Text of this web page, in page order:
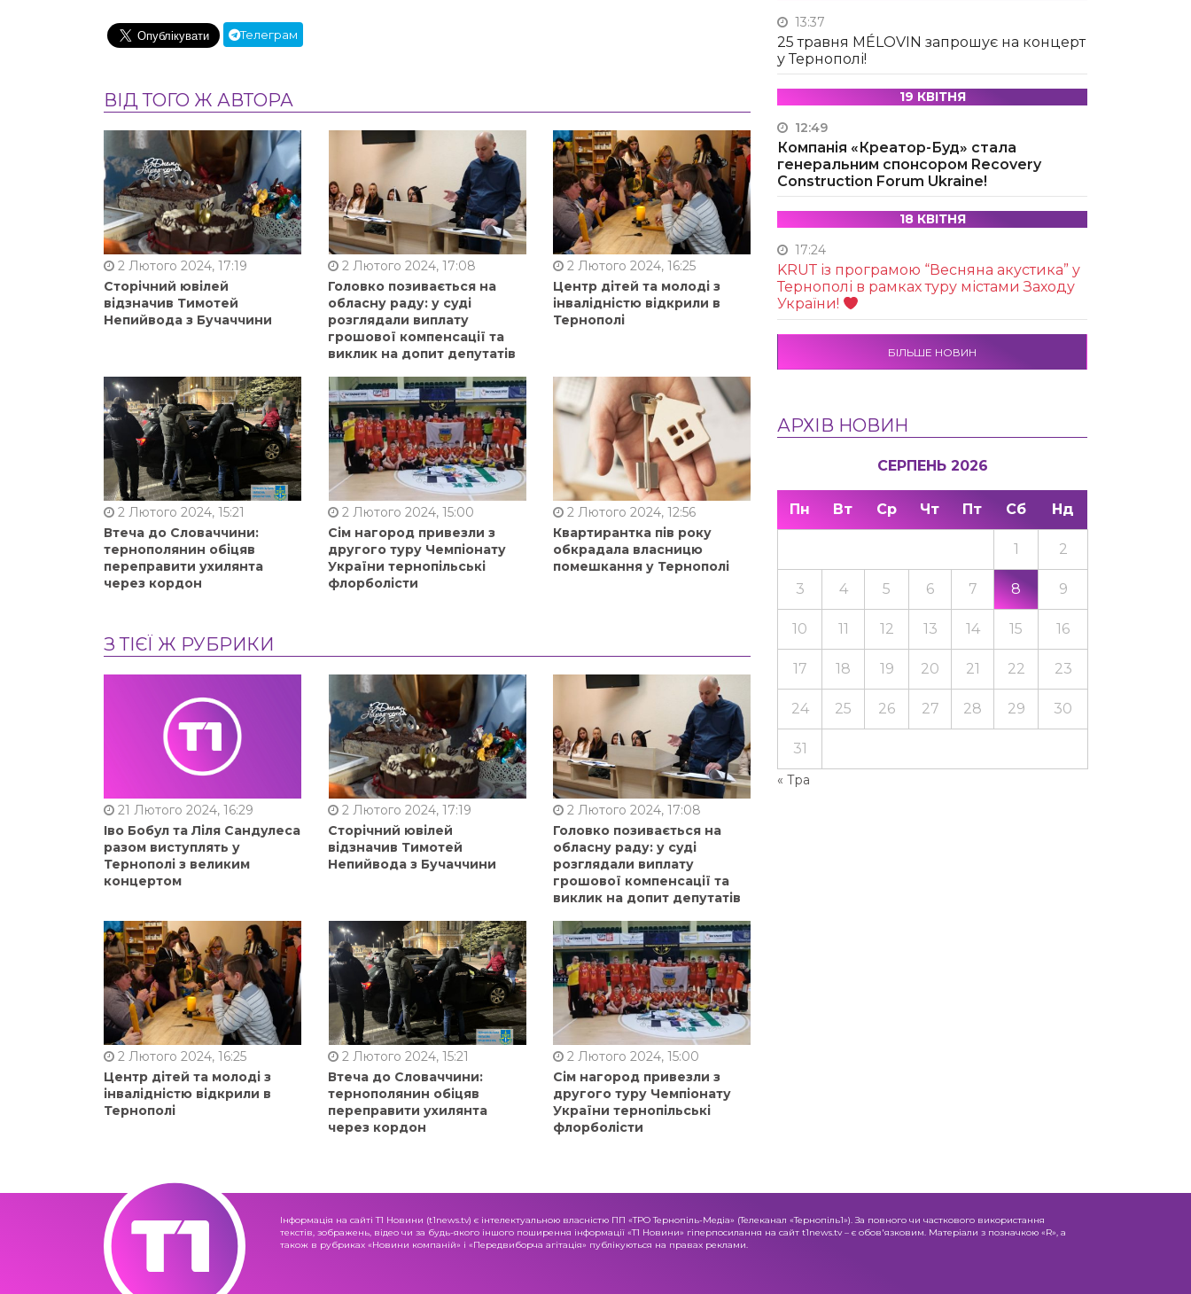
Телеграм
ВІД ТОГО Ж АВТОРА
2 Лютого 2024, 17:19
Сторічний ювілей
відзначив Тимотей
Непийвода з Бучаччини
2 Лютого 2024, 17:08
Головко позивається на
обласну раду: у суді
розглядали виплату
грошової компенсації та
виклик на допит депутатів
2 Лютого 2024, 16:25
Центр дітей та молоді з
інвалідністю відкрили в
Тернополі
2 Лютого 2024, 15:21
Втеча до Словаччини:
тернополянин обіцяв
переправити ухилянта
через кордон
2 Лютого 2024, 15:00
Сім нагород привезли з
другого туру Чемпіонату
України тернопільські
флорболісти
2 Лютого 2024, 12:56
Квартирантка пів року
обкрадала власницю
помешкання у Тернополі
З ТІЄЇ Ж РУБРИКИ
21 Лютого 2024, 16:29
Іво Бобул та Ліля Сандулеса
разом виступлять у
Тернополі з великим
концертом
2 Лютого 2024, 17:19
Сторічний ювілей
відзначив Тимотей
Непийвода з Бучаччини
2 Лютого 2024, 17:08
Головко позивається на
обласну раду: у суді
розглядали виплату
грошової компенсації та
виклик на допит депутатів
2 Лютого 2024, 16:25
Центр дітей та молоді з
інвалідністю відкрили в
Тернополі
2 Лютого 2024, 15:21
Втеча до Словаччини:
тернополянин обіцяв
переправити ухилянта
через кордон
2 Лютого 2024, 15:00
Сім нагород привезли з
другого туру Чемпіонату
України тернопільські
флорболісти
13:37
25 травня MÉLOVIN запрошує на концерт
у Тернополі!
19 КВІТНЯ
12:49
Компанія «Креатор-Буд» стала
генеральним спонсором Recovery
Construction Forum Ukraine!
18 КВІТНЯ
17:24
KRUТ із програмою “Весняна акустика” у
Тернополі в рамках туру містами Заходу
України!
БІЛЬШЕ НОВИН
АРХІВ НОВИН
СЕРПЕНЬ 2026
Пн Вт Ср Чт Пт Сб Нд
« Тра
1 2
3 4 5 6 7 8 9
10 11 12 13 14 15 16
17 18 19 20 21 22 23
24 25 26 27 28 29 30
31
Інформація на сайті Т1 Новини (t1news.tv) є інтелектуальною власністю ПП «ТРО Тернопіль-Медіа» (Телеканал «Тернопіль1»). За повного чи часткового використання
текстів, зображень, відео чи за будь-якого іншого поширення інформації «Т1 Новини» гіперпосилання на сайт t1news.tv – є обов'язковим. Матеріали з позначкою «R», а
також в рубриках «Новини компаній» і «Передвиборча агітація» публікуються на правах реклами.